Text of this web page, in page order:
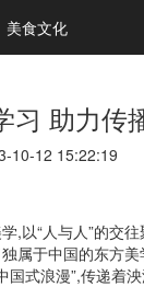
美食文化
习 助力传
10-12 15:22:19
以“人与人”的交
于中国的东方
浪漫”,传递着